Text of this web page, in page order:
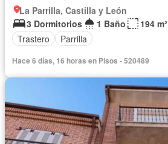
La Parrilla, Castilla y León
3 Dormitorios
1 Baño
194 m²
Trastero
Parrilla
Hace 6 días, 16 horas en Pisos - 520489